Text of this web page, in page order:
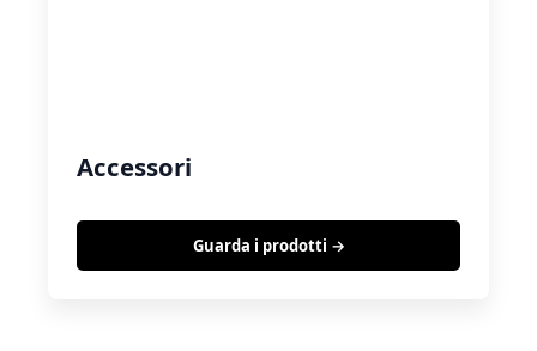
Accessori
Guarda i prodotti →